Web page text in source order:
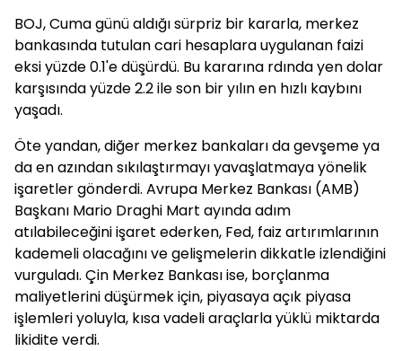
BOJ, Cuma günü aldığı sürpriz bir kararla, merkez
bankasında tutulan cari hesaplara uygulanan faizi
eksi yüzde 0.1'e düşürdü. Bu kararına rdında yen dolar
karşısında yüzde 2.2 ile son bir yılın en hızlı kaybını
yaşadı.
Öte yandan, diğer merkez bankaları da gevşeme ya
da en azından sıkılaştırmayı yavaşlatmaya yönelik
işaretler gönderdi. Avrupa Merkez Bankası (AMB)
Başkanı Mario Draghi Mart ayında adım
atılabileceğini işaret ederken, Fed, faiz artırımlarının
kademeli olacağını ve gelişmelerin dikkatle izlendiğini
vurguladı. Çin Merkez Bankası ise, borçlanma
maliyetlerini düşürmek için, piyasaya açık piyasa
işlemleri yoluyla, kısa vadeli araçlarla yüklü miktarda
likidite verdi.